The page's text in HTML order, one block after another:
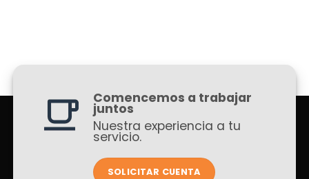
Comencemos a trabajar
juntos
Nuestra experiencia a tu
servicio.
SOLICITAR CUENTA